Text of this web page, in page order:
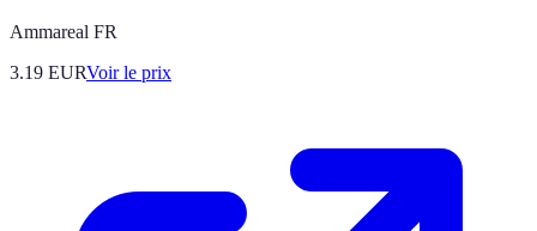
Ammareal FR
3.19 EURVoir le prix